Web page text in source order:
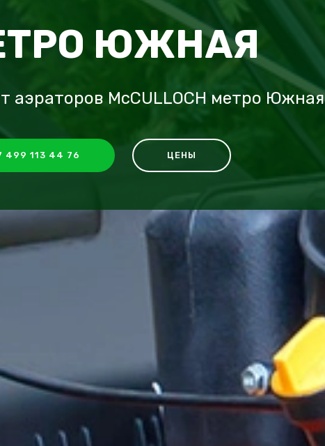
ЮЖНАЯ
аэраторов McCULLOCH метро Южная
499 113 44 76 ЦЕНЫ